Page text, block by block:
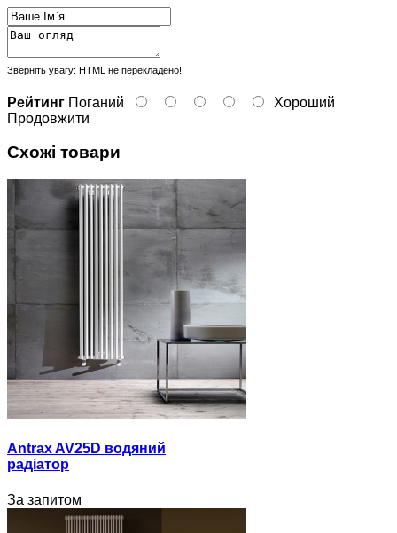
Зверніть увагу: HTML не перекладено!
Рейтинг Поганий
Хороший
Продовжити
Схожі товари
Antrax AV25D водяний
радіатор
За запитом